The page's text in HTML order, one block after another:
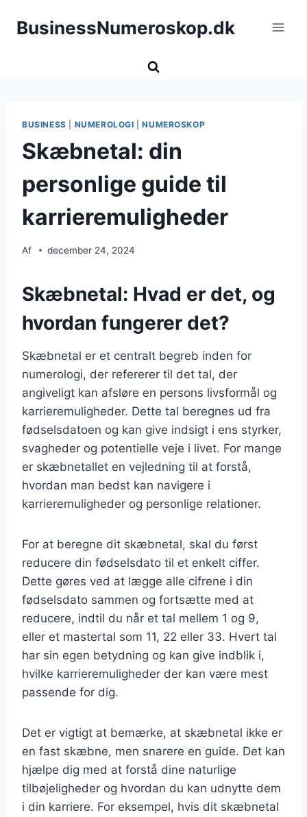
BusinessNumeroskop.dk
BUSINESS NUMEROLOGI |NUMEROSKOP
Skæbnetal: din
personlige guide til
karrieremuligheder
Af december 24, 2024
Skæbnetal: Hvad er det, og
hvordan fungerer det?
Skæbnetal er et centralt begreb inden for
numerologi, der refererer til det tal, der
angiveligt kan afsløre en persons livsformål og
karrieremuligheder. Dette tal beregnes ud fra
fødselsdatoen og kan give indsigt i ens styrker,
svagheder og potentielle veje i livet. For mange
er skæbnetallet en vejledning til at forstå,
hvordan man bedst kan navigere i
karrieremuligheder og personlige relationer.
For at beregne dit skæbnetal, skal du først
reducere din fødselsdato til et enkelt ciffer.
Dette gøres ved at lægge alle cifrene i din
fødselsdato sammen og fortsætte med at
reducere, indtil du når et tal mellem 1 og 9,
eller et mastertal som 11, 22 eller 33. Hvert tal
har sin egen betydning og kan give indblik i,
hvilke karrieremuligheder der kan være mest
passende for dig.
Det er vigtigt at bemærke, at skæbnetal ikke er
en fast skæbne, men snarere en guide. Det kan
hjælpe dig med at forstå dine naturlige
tilbøjeligheder og hvordan du kan udnytte dem
i din karriere. For eksempel, hvis dit skæbnetal